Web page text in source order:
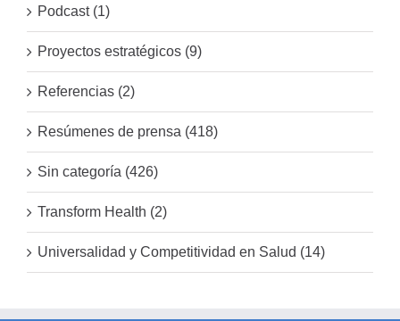
Podcast (1)
Proyectos estratégicos (9)
Referencias (2)
Resúmenes de prensa (418)
Sin categoría (426)
Transform Health (2)
Universalidad y Competitividad en Salud (14)